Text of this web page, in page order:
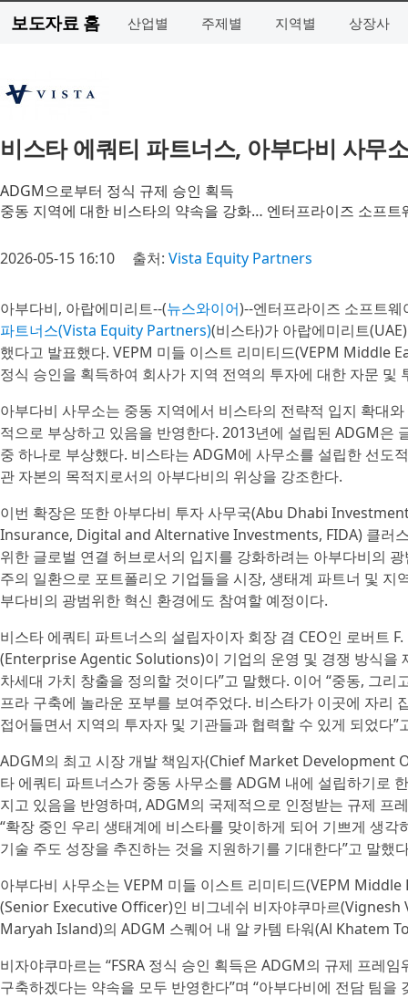
보도자료 홈 산업별 주제별 지역별 상장사
비스타 에쿼티 파트너스, 아부다비 사무
ADGM으로부터 정식 규제 승인 획득
중동 지역에 대한 비스타의 약속을 강화… 엔터프라이즈 소프
2026-05-15 16:10 출처: Vista Equity Partners
아부다비, 아랍에미리트--(뉴스와이어)--엔터프라이즈 소프트
파트너스(Vista Equity Partners)(비스타)가 아랍에미리트
했다고 발표했다. VEPM 미들 이스트 리미티드(VEPM Middle
정식 승인을 획득하여 회사가 지역 전역의 투자에 대한 자문 및
아부다비 사무소는 중동 지역에서 비스타의 전략적 입지 확대
적으로 부상하고 있음을 반영한다. 2013년에 설립된 ADGM은
중 하나로 부상했다. 비스타는 ADGM에 사무소를 설립한 선도
관 자본의 목적지로서의 아부다비의 위상을 강조한다.
이번 확장은 또한 아부다비 투자 사무국(Abu Dhabi
Insurance, Digital and Alternative Investments, FIDA) 클러
위한 글로벌 연결 허브로서의 입지를 강화하려는 아부다비의
주의 일환으로 포트폴리오 기업들을 시장, 생태계 파트너 및
부다비의 광범위한 혁신 환경에도 참여할 예정이다.
비스타 에쿼티 파트너스의 설립자이자 회장 겸 CEO인 로버트
(Enterprise Agentic Solutions)이 기업의 운영 및 경쟁 방식을
차세대 가치 창출을 정의할 것이다”고 말했다. 이어 “중동, 그
프라 구축에 놀라운 포부를 보여주었다. 비스타가 이곳에 자리
접어들면서 지역의 투자자 및 기관들과 협력할 수 있게 되었다”
ADGM의 최고 시장 개발 책임자(Chief Market Development
타 에쿼티 파트너스가 중동 사무소를 ADGM 내에 설립하기로
지고 있음을 반영하며, ADGM의 국제적으로 인정받는 규제 프
“확장 중인 우리 생태계에 비스타를 맞이하게 되어 기쁘게 생
기술 주도 성장을 추진하는 것을 지원하기를 기대한다”고 말했
아부다비 사무소는 VEPM 미들 이스트 리미티드(VEPM
(Senior Executive Officer)인 비그네쉬 비자야쿠마르
Maryah Island)의 ADGM 스퀘어 내 알 카템 타워(Al Khatem
비자야쿠마르는 “FSRA 정식 승인 획득은 ADGM의 규제 프레
구축하겠다는 약속을 모두 반영한다”며 “아부다비에 전담 팀